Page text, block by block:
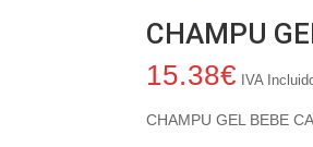
CHAMPU
15.38€ IVA
CHAMPU GEL BEBE